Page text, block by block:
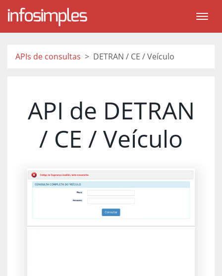
APIs de consultas DETRAN / CE / Veículo
API de DETRAN
/ CE / Veículo